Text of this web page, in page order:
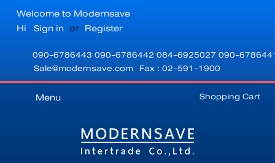
Welcome to Modernsave
Hi Sign in or Register
090-6786443 090-6786442 084-6925027 090-
Sale@modernsave.com Fax : 02-591-1900
Shopping Cart
Menu